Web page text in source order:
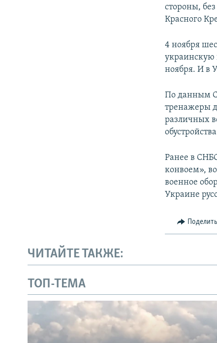
стороны,
Красного
4 ноября
украинскую
ноября. И в
По данным
тренажеры
различных
Ранее в
конвоем»,
военное
Украине
ЧИТАЙТЕ ТАКЖЕ:
ТОП-ТЕМА